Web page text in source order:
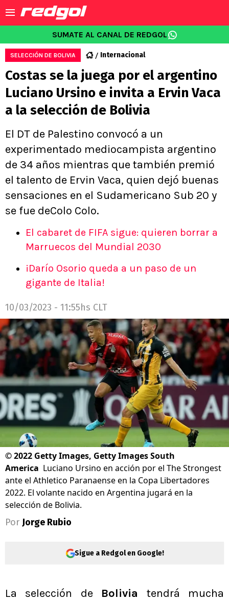
SUMATE AL CANAL DE REDGOL
SELECCIÓN DE BOLIVIA Internacional
Costas se la juega por el argentino
Luciano Ursino e invita a Ervin Vaca
a la selección de Bolivia
El DT de Palestino convocó a un
experimentado mediocampista argentino
de 34 años mientras que también premió
el talento de Ervin Vaca, quien dejó buenas
sensaciones en el Sudamericano Sub 20 y
se fue deColo Colo.
El cabaret de FIFA sigue: quieren borrar a
Marruecos del Mundial 2030
¡Darío Osorio queda a un paso de un
gigante de Italia!
10/03/2023 - 11:55hs CLT
©2022 Getty Images, Getty Images South
America Luciano Ursino en acción por el The Strongest
ante el Athletico Paranaense en la Copa Libertadores
2022. El volante nacido en Argentina jugará en la
selección de Bolivia.
Por Jorge Rubio
Sigue a Redgol en Google!
La selección de Bolivia tendrá mucha